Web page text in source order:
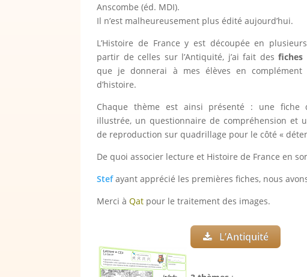
Anscombe (éd. MDI).
Il n’est malheureusement plus édité aujourd’hui.
L’Histoire de France y est découpée en
partir de celles sur l’Antiquité, j’ai fait des fiches
que je donnerai à mes élèves en complément
d’histoire.
Chaque thème est ainsi présenté : une fiche
illustrée, un questionnaire de compréhension et
de reproduction sur quadrillage pour le côté «
De quoi associer lecture et Histoire de France en
Stefayant apprécié les premières fiches, nous
Merci àQat pour le traitement des images.
L’Antiquité